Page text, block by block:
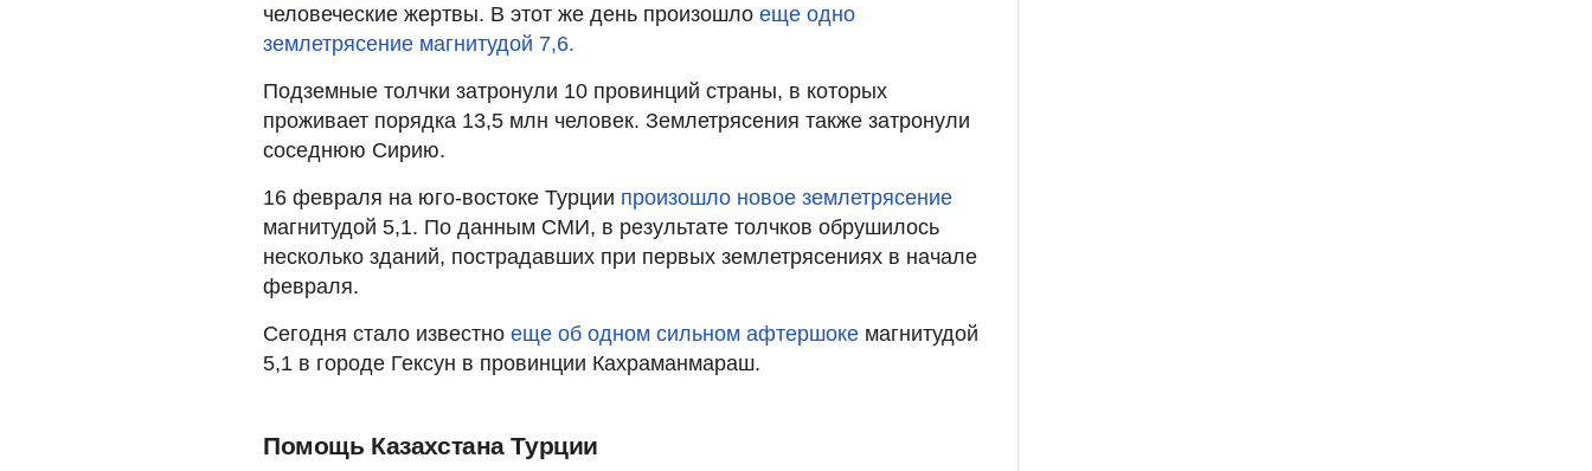
человеческие жертвы. В этот же день произошло еще одно
землетрясение магнитудой 7,6.
Подземные толчки затронули 10 провинций страны, в которых
проживает порядка 13,5 млн человек. Землетрясения также затронули
соседнюю Сирию.
16 февраля на юго-востоке Турции произошло новое землетрясение
магнитудой 5,1. По данным СМИ, в результате толчков обрушилось
несколько зданий, пострадавших при первых землетрясениях в начале
февраля.
Сегодня стало известно еще об одном сильном афтершоке магнитудой
5,1 в городе Гексун в провинции Кахраманмараш.
Помощь Казахстана Турции